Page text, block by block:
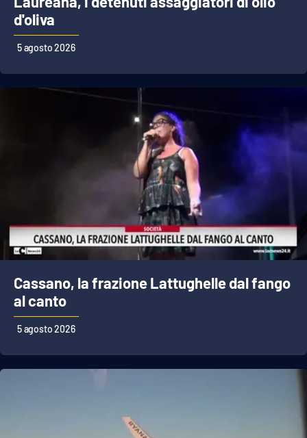
d'oliva
5 agosto 2026
Cassano, la frazione Lattughelle dal fango
al canto
5 agosto 2026